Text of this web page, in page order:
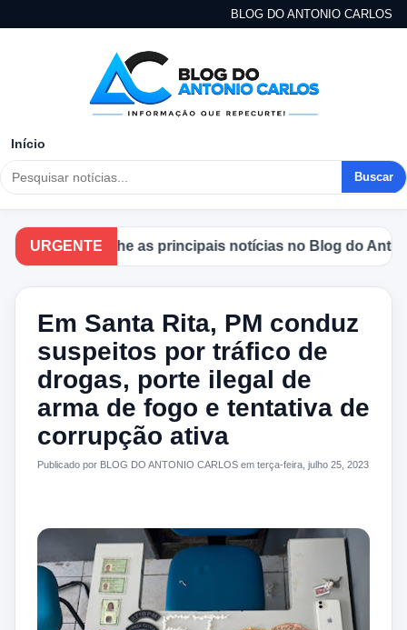
BLOG DO ANTONIO CARLOS
Início
Buscar
URGENTE
Acompanhe as principais notícias no Blog do Antonio
Em Santa Rita, PM conduz
suspeitos por tráfico de
drogas, porte ilegal de
arma de fogo e tentativa de
corrupção ativa
Publicado por BLOG DO ANTONIO CARLOS em terça-feira, julho 25, 2023